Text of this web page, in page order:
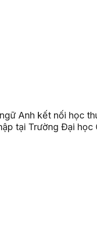
Anh kết nối học
tại Trường Đại học